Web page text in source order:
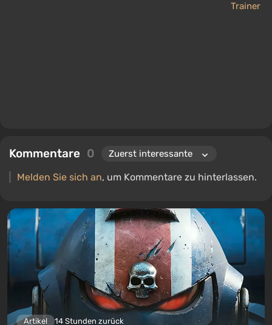
Trainer
Kommentare 0
Melden Sie sich an, um Kommentare zu hinterlassen.
Artikel 14 Stunden zurück